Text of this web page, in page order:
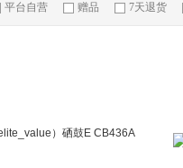
平台自营 赠品 7天退货